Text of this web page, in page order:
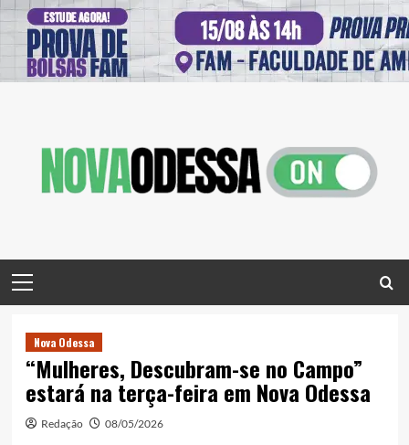
Menu
Nova Odessa
“Mulheres, Descubram-se no Campo”
estará na terça-feira em Nova Odessa
Redação 08/05/2026